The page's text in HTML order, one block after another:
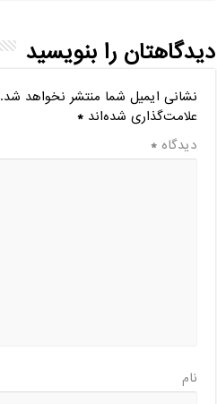
دیدگاهتان را بنویسید
نشانی ایمیل شما منتشر نخواهد شد.
علامت‌گذاری شده‌اند*
دیدگاه*
نام